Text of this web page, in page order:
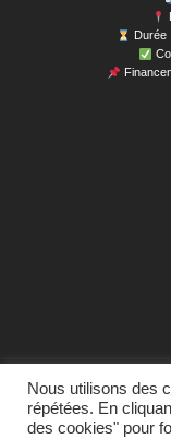
Durée
Nous utilisons des
répétées. En
des cookies" pour